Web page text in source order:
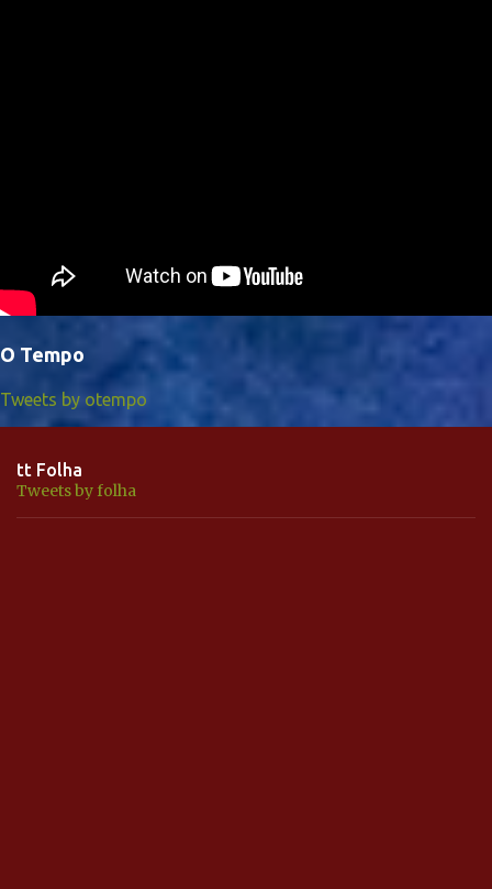
O Tempo
Tweets by otempo
tt Folha
Tweets by folha